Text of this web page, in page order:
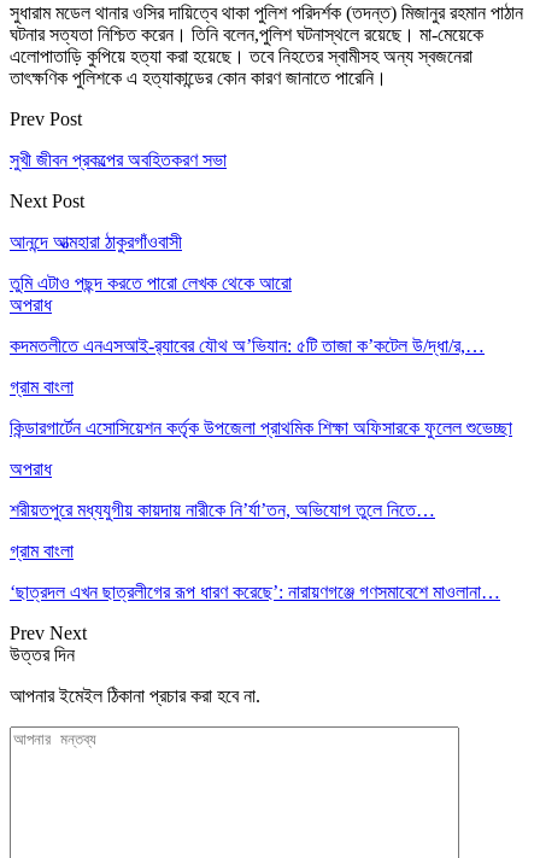
সুধারাম মডেল থানার ওসির দায়িত্বে থাকা পুলিশ পরিদর্শক (তদন্ত) মিজানুর রহমান পাঠান
ঘটনার সত্যতা নিশ্চিত করেন। তিনি বলেন,পুলিশ ঘটনাস্থলে রয়েছে। মা-মেয়েকে
এলোপাতাড়ি কুপিয়ে হত্যা করা হয়েছে। তবে নিহতের স্বামীসহ অন্য স্বজনেরা
তাৎক্ষণিক পুলিশকে এ হত্যাকান্ডের কোন কারণ জানাতে পারেনি।
Prev Post
সুখী জীবন প্রকল্পের অবহিতকরণ সভা
Next Post
আনন্দে আত্মহারা ঠাকুরগাঁওবাসী
তুমি এটাও পছন্দ করতে পারো লেখক থেকে আরো
অপরাধ
কদমতলীতে এনএসআই-র‍্যাবের যৌথ অ’ভিযান: ৫টি তাজা ক’কটেল উ/দ্ধা/র,…
গ্রাম বাংলা
কিন্ডারগার্টেন এসোসিয়েশন কর্তৃক উপজেলা প্রাথমিক শিক্ষা অফিসারকে ফুলেল শুভেচ্ছা
অপরাধ
শরীয়তপুরে মধ্যযুগীয় কায়দায় নারীকে নি’র্যা’তন, অভিযোগ তুলে নিতে…
গ্রাম বাংলা
‘ছাত্রদল এখন ছাত্রলীগের রূপ ধারণ করেছে’: নারায়ণগঞ্জে গণসমাবেশে মাওলানা…
Prev Next
উত্তর দিন
আপনার ইমেইল ঠিকানা প্রচার করা হবে না.